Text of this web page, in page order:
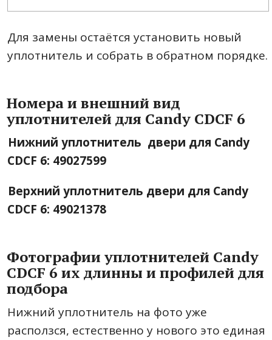
Для замены остаётся установить новый
уплотнитель и собрать в обратном порядке.
Номера и внешний вид
уплотнителей для Candy CDCF 6
Нижний уплотнитель двери для Candy
CDCF 6: 49027599
Верхний уплотнитель двери для Candy
CDCF 6: 49021378
Фотографии уплотнителей Candy
CDCF 6 их длинны и профилей для
подбора
Нижний уплотнитель на фото уже
расползся, естественно у нового это единая